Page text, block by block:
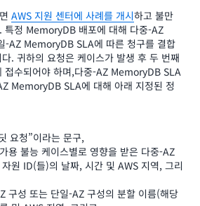
AWS 지원 센터에 사례를 개시하고 불만
특정 MemoryDB 배포에 대해 다중-AZ
-AZ MemoryDB SLA에 따른 청구를 결합
. 귀하의 요청은 케이스가 발생 후 두 번째
접수되어야 하며,다중-AZ MemoryDB SLA
MemoryDB SLA에 대해 아래 지정된 정
요청”이라는 문구,
용 불능 케이스별로 영향을 받은 다중-AZ
원 ID(들)의 날짜, 시간 및 AWS 지역, 그리
구성 또는 단일-AZ 구성의 분할 이름(해당